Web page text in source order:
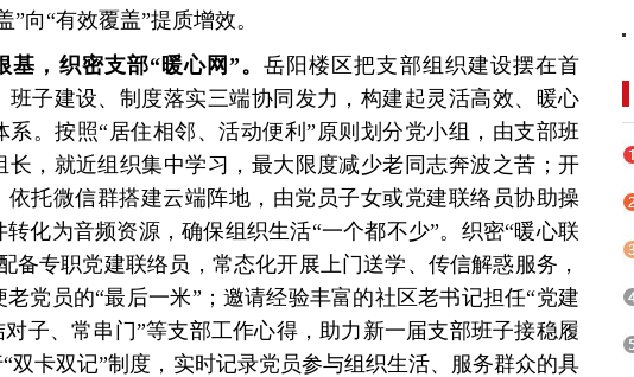
”向“有效覆盖”提质增效。
基，织密支部“暖心网”。岳阳楼区把支部组织建设摆在首
班子建设、制度落实三端协同发力，构建起灵活高效、暖心
系。按照“居住相邻、活动便利”原则划分党小组，由支部班
长，就近组织集中学习，最大限度减少老同志奔波之苦；开
依托微信群搭建云端阵地，由党员子女或党建联络员协助操
化为音频资源，确保组织生活“一个都不少”。织密“暖心联
备专职党建联络员，常态化开展上门送学、传信解惑服务，
党员的“最后一米”；邀请经验丰富的社区老书记担任“党建
对子、常串门”等支部工作心得，助力新一届支部班子接稳履
双卡双记”制度，实时记录党员参与组织生活、服务群众的具